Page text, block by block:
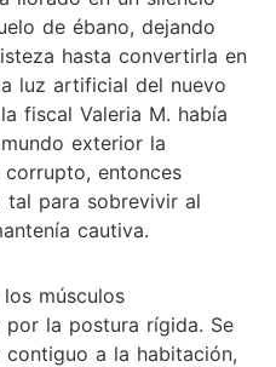
de ébano, dejando
hasta convertirla en
luz artificial del nuevo
fiscal Valeria M. había
exterior la
entonces
tal para sobrevivir al
cautiva.
músculos
la postura rígida. Se
a la habitación,